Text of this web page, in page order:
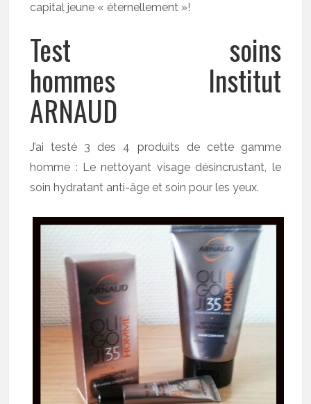
capital jeune « éternellement »!
Test soins
hommes Institut
ARNAUD
J’ai testé 3 des 4 produits de cette gamme
homme : Le nettoyant visage désincrustant, le
soin hydratant anti-âge et soin pour les yeux.